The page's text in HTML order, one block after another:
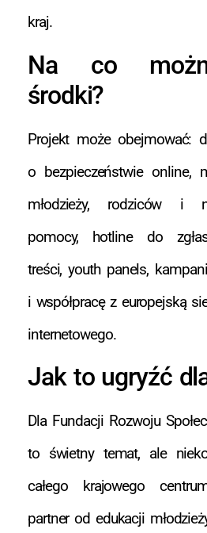
kraj.
Na co
środki?
Projekt może obejmować:
o bezpieczeństwie online,
młodzieży, rodziców i
pomocy, hotline do
treści, youth panels,
i współpracę z europejską
internetowego.
Jak to ugryźć
Dla Fundacji Rozwoju
to świetny temat, ale
całego krajowego
partner od edukacji